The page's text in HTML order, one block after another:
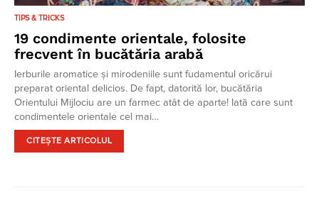
TIPS & TRICKS
19 condimente orientale, folosite
frecvent în bucătăria arabă
Ierburile aromatice și mirodeniile sunt fudamentul oricărui
preparat oriental delicios. De fapt, datorită lor, bucătăria
Orientului Mijlociu are un farmec atât de aparte! Iată care sunt
condimentele orientale cel mai…
CITEȘTE ARTICOLUL